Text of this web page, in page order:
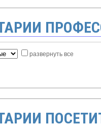
развернуть все